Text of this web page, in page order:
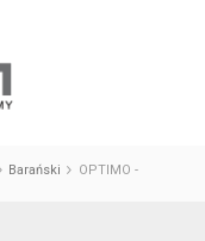
Barański
OPTIMO -